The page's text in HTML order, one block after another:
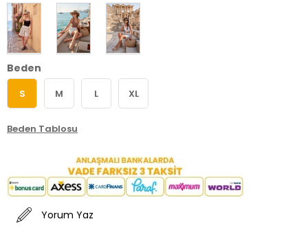
Beden
S M L XL
Beden Tablosu
Yorum Yaz